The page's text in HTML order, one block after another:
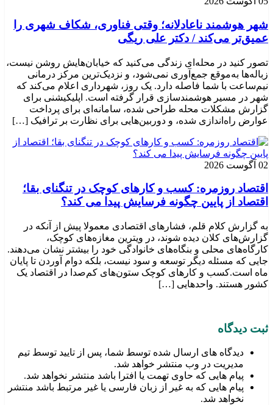
شهر هوشمند ناعادلانه؛ وقتی فناوری، شکاف شهری را
عمیق‌تر می‌کند / دکتر علی ریگی
تصور کنید در محله‌ای زندگی می‌کنید که خیابان‌هایش روشن نیست،
زباله‌ها به‌موقع جمع‌آوری نمی‌شود، و نزدیک‌ترین مرکز درمانی
نیم‌ساعت با شما فاصله دارد. یک روز، شهرداری اعلام می‌کند که
شهر در مسیر هوشمندسازی قرار گرفته است. اپلیکیشنی برای
گزارش مشکلات محله طراحی شده، سامانه‌ای برای پرداخت
عوارض راه‌اندازی شده، و دوربین‌هایی برای نظارت بر ترافیک […]
02 آگوست 2026
اقتصاد روزمره: کسب‌ و کارهای کوچک در تنگنای بقا؛
اقتصاد از پایین چگونه فرسایش پیدا می کند؟
به گزارش کلام قلم، فشارهای اقتصادی معمولا پیش از آنکه در
گزارش‌های کلان دیده شوند، در ویترین مغازه‌های کوچک،
کارگاه‌های محلی و بنگاه‌های خانوادگی خود را بیشتر نشان می‌دهند.
جایی که مسئله دیگر توسعه و سود نیست، بلکه دوام آوردن تا پایان
ماه است.کسب‌ و کارهای کوچک ستون‌های کم‌صدا در اقتصاد یک
کشور هستند. واحدهایی […]
ثبت دیدگاه
دیدگاه های ارسال شده توسط شما، پس از تایید توسط تیم
مدیریت در وب منتشر خواهد شد.
پیام هایی که حاوی تهمت یا افترا باشد منتشر نخواهد شد.
پیام هایی که به غیر از زبان فارسی یا غیر مرتبط باشد منتشر
نخواهد شد.